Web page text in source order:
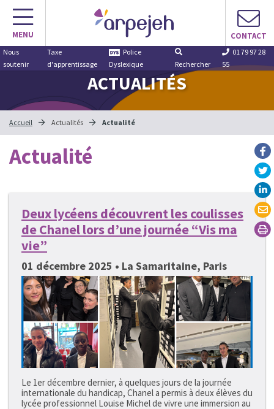
Aller
contenu
MENU CONTACT
Nous
soutenir
Taxe
d'apprentissage
Police
Dyslexique
Rechercher
01 79 97 28
55
ACTUALITÉS
Accueil Actualités Actualité
Actualité
Deux lycéens découvrent les coulisses
de Chanel lors d’une journée “Vis ma
vie”
01 décembre 2025 • La Samaritaine, Paris
Le 1er décembre dernier, à quelques jours de la journée
internationale du handicap, Chanel a permis à deux élèves du
lycée professionnel Louise Michel de vivre une immersion au